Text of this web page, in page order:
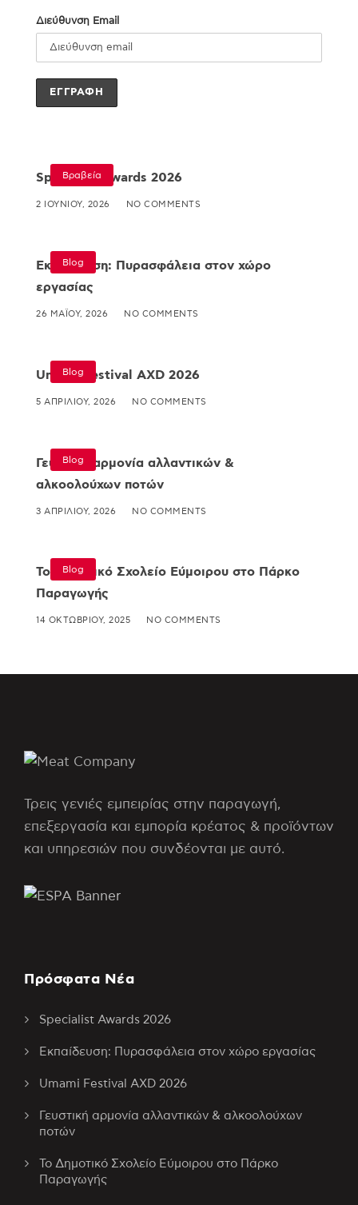
Διεύθυνση Email
Βραβεία
Specialist Awards 2026
2 ΙΟΥΝΊΟΥ, 2026 NO COMMENTS
Blog
Εκπαίδευση: Πυρασφάλεια στον χώρο
εργασίας
26 ΜΑΪ́ΟΥ, 2026 NO COMMENTS
Blog
Umami Festival AXD 2026
5 ΑΠΡΙΛΊΟΥ, 2026 NO COMMENTS
Blog
Γευστική αρμονία αλλαντικών &
αλκοολούχων ποτών
3 ΑΠΡΙΛΊΟΥ, 2026 NO COMMENTS
Blog
Το Δημοτικό Σχολείο Εύμοιρου στο Πάρκο
Παραγωγής
14 ΟΚΤΩΒΡΊΟΥ, 2025 NO COMMENTS
Τρεις γενιές εμπειρίας στην παραγωγή,
επεξεργασία και εμπορία κρέατος & προϊόντων
και υπηρεσιών που συνδέονται με αυτό.
Πρόσφατα Νέα
Specialist Awards 2026
Εκπαίδευση: Πυρασφάλεια στον χώρο εργασίας
Umami Festival AXD 2026
Γευστική αρμονία αλλαντικών & αλκοολούχων
ποτών
Το Δημοτικό Σχολείο Εύμοιρου στο Πάρκο
Παραγωγής